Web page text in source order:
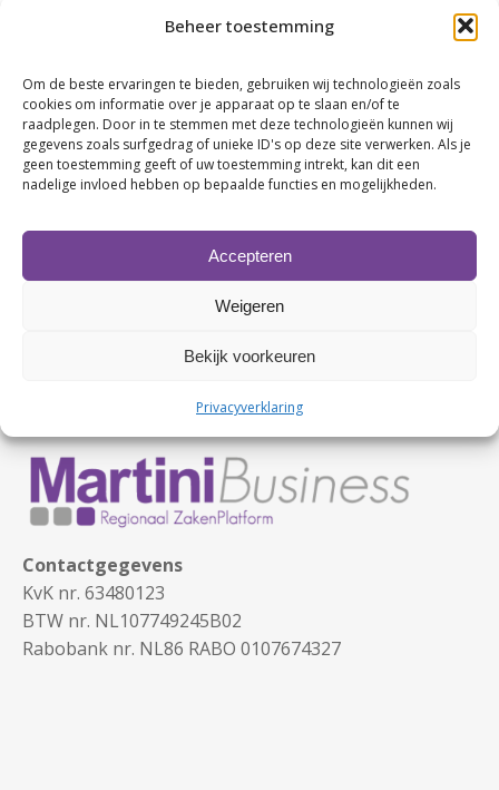
Beheer toestemming
Om de beste ervaringen te bieden, gebruiken wij technologieën zoals
cookies om informatie over je apparaat op te slaan en/of te
raadplegen. Door in te stemmen met deze technologieën kunnen wij
gegevens zoals surfgedrag of unieke ID's op deze site verwerken. Als je
geen toestemming geeft of uw toestemming intrekt, kan dit een
nadelige invloed hebben op bepaalde functies en mogelijkheden.
Accepteren
Weigeren
Bekijk voorkeuren
Privacyverklaring
Klik om marketing cookies te accepteren en
Contactgegevens
KvK nr. 63480123
BTW nr. NL107749245B02
Rabobank nr. NL86 RABO 0107674327